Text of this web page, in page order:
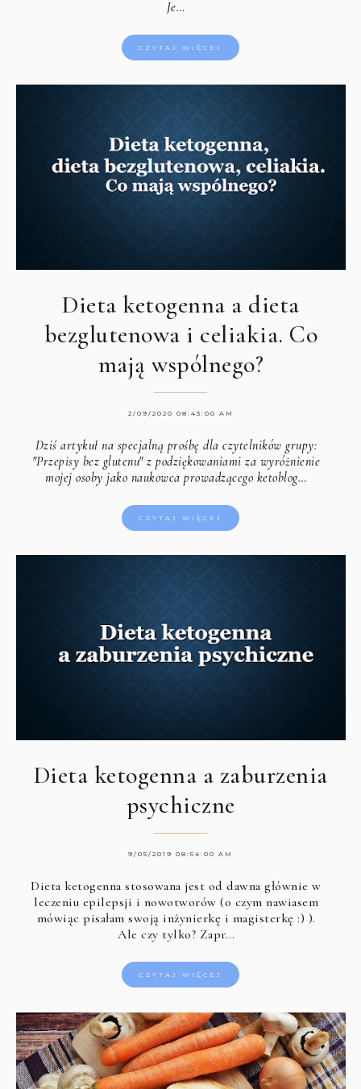
Je…
CZYTAJ WIĘCEJ
Dieta ketogenna a dieta
bezglutenowa i celiakia. Co
mają wspólnego?
2/09/2020 08:43:00 AM
Dziś artykuł na specjalną prośbę dla czytelników grupy:
"Przepisy bez glutenu" z podziękowaniami za wyróżnienie
mojej osoby jako naukowca prowadzącego ketoblog…
CZYTAJ WIĘCEJ
Dieta ketogenna a zaburzenia
psychiczne
9/05/2019 08:54:00 AM
Dieta ketogenna stosowana jest od dawna głównie w
leczeniu epilepsji i nowotworów (o czym nawiasem
mówiąc pisałam swoją inżynierkę i magisterkę :) ).
Ale czy tylko? Zapr…
CZYTAJ WIĘCEJ